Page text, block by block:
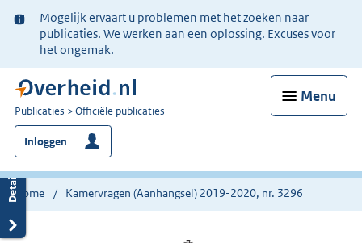
Ter
informatie:
Mogelijk ervaart u problemen met het zoeken naar
publicaties. We werken aan een oplossing. Excuses voor
het ongemak.
Menu
U
bent
nu
hier:
Publicaties Officiële publicaties
Inloggen
Home Kamervragen (Aanhangsel) 2019-2020, nr. 3296